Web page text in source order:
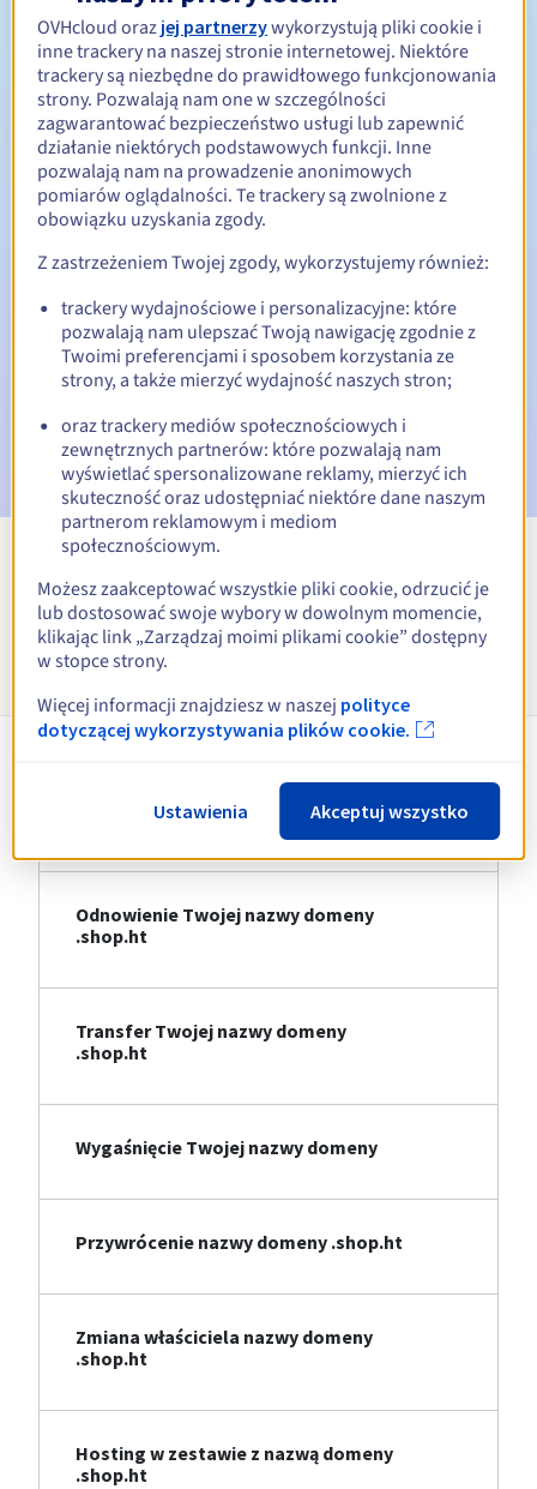
Okres odnowienia Od 1 do 5 lat
Okres wykupu
E-maile ostrzegawcze:60, 30, 15, 7 i 3 dni przed datą
wygaśnięcia
E-mail w dniu wygaśnięcia powiadamiający o zawieszeniu
nazwy domeny
E-mail po Redemption Grace Periodpowiadamiający o
usunięciu nazwy domeny
Zobacz wszystkie rozszerzenia
Informacje o .shop.ht
Odnowienie Twojej nazwy domeny
.shop.ht
Transfer Twojej nazwy domeny
.shop.ht
Wygaśnięcie Twojej nazwy domeny
Przywrócenie nazwy domeny .shop.ht
Zmiana właściciela nazwy domeny
.shop.ht
Hosting w zestawie z nazwą domeny
.shop.ht
OVHcloud oraz jej partnerzywykorzystują pliki cookie i
inne trackery na naszej stronie internetowej. Niektóre
trackery są niezbędne do prawidłowego funkcjonowania
strony. Pozwalają nam one w szczególności
zagwarantować bezpieczeństwo usługi lub zapewnić
działanie niektórych podstawowych funkcji. Inne
pozwalają nam na prowadzenie anonimowych
pomiarów oglądalności. Te trackery są zwolnione z
obowiązku uzyskania zgody.
Z zastrzeżeniem Twojej zgody, wykorzystujemy również:
trackery wydajnościowe i personalizacyjne: które
pozwalają nam ulepszać Twoją nawigację zgodnie z
Twoimi preferencjami i sposobem korzystania ze
strony, a także mierzyć wydajność naszych stron;
oraz trackery mediów społecznościowych i
zewnętrznych partnerów: które pozwalają nam
wyświetlać spersonalizowane reklamy, mierzyć ich
skuteczność oraz udostępniać niektóre dane naszym
partnerom reklamowym i mediom
społecznościowym.
Możesz zaakceptować wszystkie pliki cookie, odrzucić je
lub dostosować swoje wybory w dowolnym momencie,
klikając link „Zarządzaj moimi plikami cookie” dostępny
w stopce strony.
Więcej informacji znajdziesz w naszej polityce
dotyczącej wykorzystywania plików cookie.
Ustawienia Akceptuj wszystko